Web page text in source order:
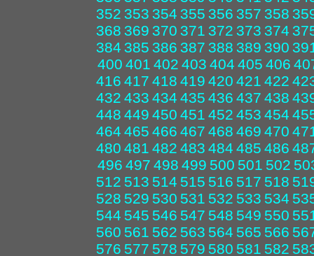
352 353 354 355 356 357 358
368 369 370 371 372 373 374
384 385 386 387 388 389 390
400 401 402 403 404 405 406
416 417 418 419 420 421 422
432 433 434 435 436 437 438
448 449 450 451 452 453 454
464 465 466 467 468 469 470
480 481 482 483 484 485 486
496 497 498 499 500 501 502
512 513 514 515 516 517 518
528 529 530 531 532 533 534
544 545 546 547 548 549 550
560 561 562 563 564 565 566
576 577 578 579 580 581 582